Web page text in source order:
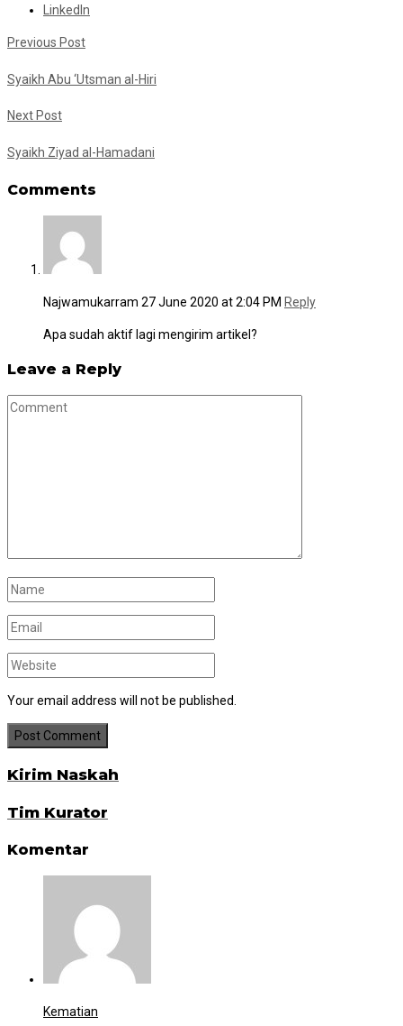
LinkedIn
Previous Post
Syaikh Abu ‘Utsman al-Hiri
Next Post
Syaikh Ziyad al-Hamadani
Comments
Najwamukarram 27 June 2020 at 2:04 PM Reply
Apa sudah aktif lagi mengirim artikel?
Leave a Reply
Your email address will not be published.
Kirim Naskah
Tim Kurator
Komentar
Kematian